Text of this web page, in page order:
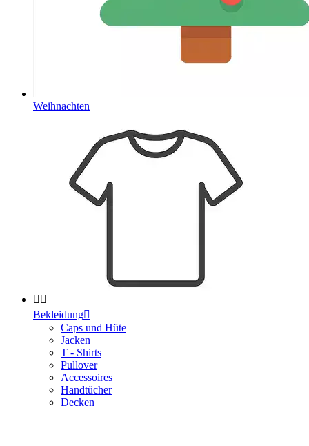
Weihnachten
 
Bekleidung
Caps und Hüte
Jacken
T - Shirts
Pullover
Accessoires
Handtücher
Decken